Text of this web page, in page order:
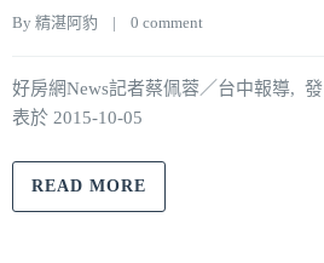
By 精湛阿豹
    |
0 comment
好房網News記者蔡佩蓉／台中報導, 發
表於 2015-10-05
READ MORE